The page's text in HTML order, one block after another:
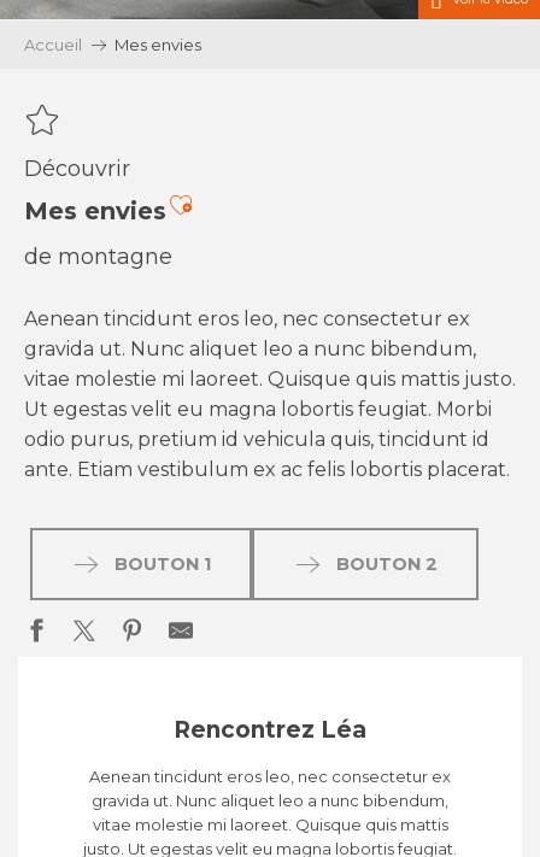
Accueil Mes envies
Découvrir
Mes enviesAjouter aux favoris
de montagne
Aenean tincidunt eros leo, nec consectetur ex
gravida ut. Nunc aliquet leo a nunc bibendum,
vitae molestie mi laoreet. Quisque quis mattis justo.
Ut egestas velit eu magna lobortis feugiat. Morbi
odio purus, pretium id vehicula quis, tincidunt id
ante. Etiam vestibulum ex ac felis lobortis placerat.
BOUTON 1 BOUTON 2
Rencontrez Léa
Aenean tincidunt eros leo, nec consectetur ex
gravida ut. Nunc aliquet leo a nunc bibendum,
vitae molestie mi laoreet. Quisque quis mattis
justo. Ut egestas velit eu magna lobortis feugiat.